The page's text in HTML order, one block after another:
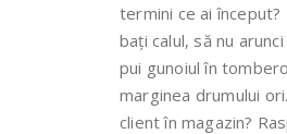
termini ce ai început?
bați calul, să nu
pui gunoiul în
marginea drumului
client în magazin?